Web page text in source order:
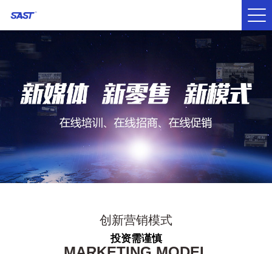
创新营销模式
投资需谨慎